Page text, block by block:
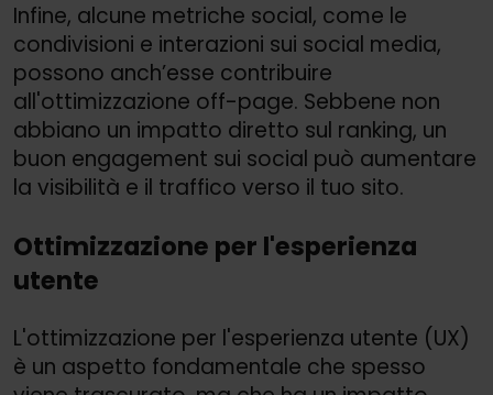
Infine, alcune metriche social, come le
condivisioni e interazioni sui social media,
possono anch’esse contribuire
all'ottimizzazione off-page. Sebbene non
abbiano un impatto diretto sul ranking, un
buon engagement sui social può aumentare
la visibilità e il traffico verso il tuo sito.
Ottimizzazione per l'esperienza
utente
L'ottimizzazione per l'esperienza utente (UX)
è un aspetto fondamentale che spesso